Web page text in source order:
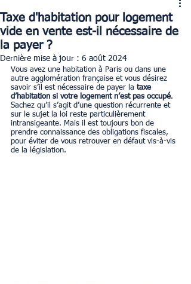
Taxe d'habitation pour logement
vide en vente est-il nécessaire de
la payer ?
Dernière mise à jour : 6 août 2024
Vous avez une habitation à Paris ou dans une
autre agglomération française et vous désirez
savoir s’il est nécessaire de payer la taxe
d’habitation si votre logement n’est pas occupé.
Sachez qu’il s’agit d’une question récurrente et
sur le sujet la loi reste particulièrement
intransigeante. Mais il est toujours bon de
prendre connaissance des obligations fiscales,
pour éviter de vous retrouver en défaut vis-à-vis
de la législation.